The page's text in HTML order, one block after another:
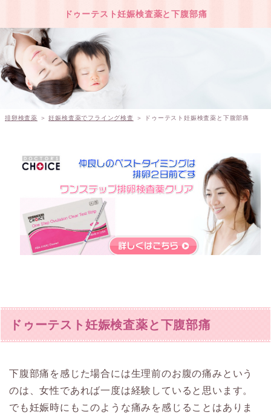
ドゥーテスト妊娠検査薬と下腹部痛
排卵検査薬 ＞妊娠検査薬でフライング検査 ＞ ドゥーテスト妊娠検査薬と下腹部痛
ドゥーテスト妊娠検査薬と下腹部痛
下腹部痛を感じた場合には生理前のお腹の痛みという
のは、女性であれば一度は経験していると思います。
でも妊娠時にもこのような痛みを感じることはありま